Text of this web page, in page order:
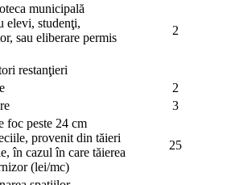
municipală
elevi, studenţi,
sau eliberare permis
2
restanţieri
2
3
foc peste 24 cm
provenit din tăieri
în cazul în care tăierea
(lei/mc)
25